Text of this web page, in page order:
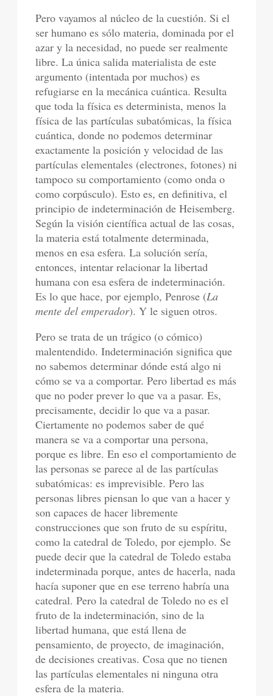
Pero vayamos al núcleo de la cuestión. Si el
ser humano es sólo materia, dominada por el
azar y la necesidad, no puede ser realmente
libre. La única salida materialista de este
argumento (intentada por muchos) es
refugiarse en la mecánica cuántica. Resulta
que toda la física es determinista, menos la
física de las partículas subatómicas, la física
cuántica, donde no podemos determinar
exactamente la posición y velocidad de las
partículas elementales (electrones, fotones) ni
tampoco su comportamiento (como onda o
como corpúsculo). Esto es, en definitiva, el
principio de indeterminación de Heisemberg.
Según la visión científica actual de las cosas,
la materia está totalmente determinada,
menos en esa esfera. La solución sería,
entonces, intentar relacionar la libertad
humana con esa esfera de indeterminación.
Es lo que hace, por ejemplo, Penrose (La
mente del emperador). Y le siguen otros.
Pero se trata de un trágico (o cómico)
malentendido. Indeterminación significa que
no sabemos determinar dónde está algo ni
cómo se va a comportar. Pero libertad es más
que no poder prever lo que va a pasar. Es,
precisamente, decidir lo que va a pasar.
Ciertamente no podemos saber de qué
manera se va a comportar una persona,
porque es libre. En eso el comportamiento de
las personas se parece al de las partículas
subatómicas: es imprevisible. Pero las
personas libres piensan lo que van a hacer y
son capaces de hacer libremente
construcciones que son fruto de su espíritu,
como la catedral de Toledo, por ejemplo. Se
puede decir que la catedral de Toledo estaba
indeterminada porque, antes de hacerla, nada
hacía suponer que en ese terreno habría una
catedral. Pero la catedral de Toledo no es el
fruto de la indeterminación, sino de la
libertad humana, que está llena de
pensamiento, de proyecto, de imaginación,
de decisiones creativas. Cosa que no tienen
las partículas elementales ni ninguna otra
esfera de la materia.